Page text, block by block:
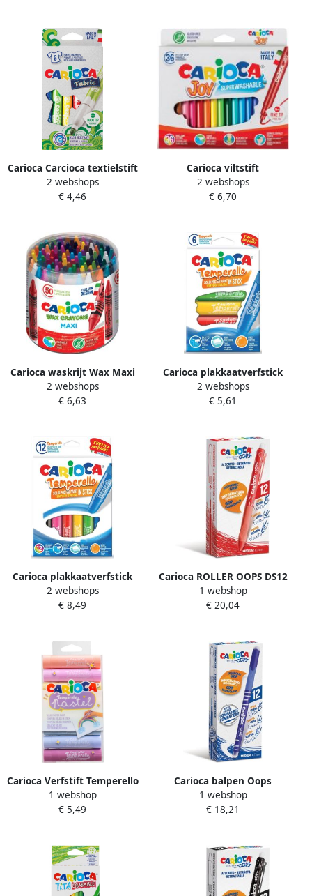
Carioca Carcioca textielstift
Fabric doos van 6 stuks in
geassorteerde kleuren
2 webshops
€ 4,46
Carioca viltstift
Superwashable Joy 36
stiften in een kartonnen
2 webshops
€ 6,70
Carioca waskrijt Wax Maxi
plastic pot met 50 stuks in
geassorteerde kleuren
2 webshops
€ 6,63
Carioca plakkaatverfstick
Temperello kartonnen etui
van 6 stuks
2 webshops
€ 5,61
Carioca plakkaatverfstick
Temperello kartonnen etui
van 12 stuks
2 webshops
€ 8,49
Carioca ROLLER OOPS DS12
ROOD
1 webshop
€ 20,04
Carioca Verfstift Temperello
setà 8 pastelkleuren
1 webshop
€ 5,49
Carioca balpen Oops
medium uitwisbaar doos
van 12 stuks blauw
1 webshop
€ 18,21